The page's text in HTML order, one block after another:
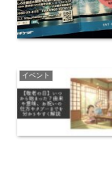
イベント